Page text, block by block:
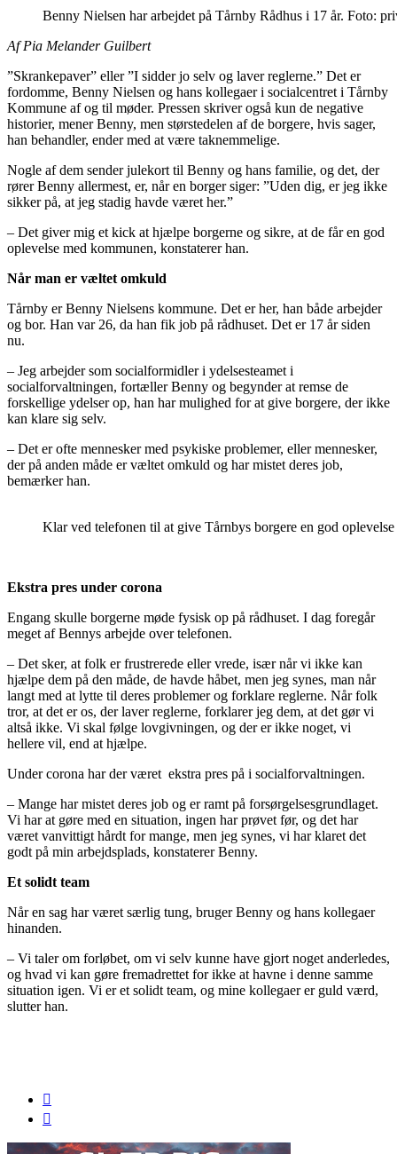
Benny Nielsen har arbejdet på Tårnby Rådhus i 17 år. Foto:
Af Pia Melander Guilbert
”Skrankepaver” eller ”I sidder jo selv og laver reglerne.” Det er
fordomme, Benny Nielsen og hans kollegaer i socialcentret i Tårnby
Kommune af og til møder. Pressen skriver også kun de negative
historier, mener Benny, men størstedelen af de borgere, hvis sager,
han behandler, ender med at være taknemmelige.
Nogle af dem sender julekort til Benny og hans familie, og det, der
rører Benny allermest, er, når en borger siger: ”Uden dig, er jeg ikke
sikker på, at jeg stadig havde været her.”
– Det giver mig et kick at hjælpe borgerne og sikre, at de får en god
oplevelse med kommunen, konstaterer han.
Når man er væltet omkuld
Tårnby er Benny Nielsens kommune. Det er her, han både arbejder
og bor. Han var 26, da han fik job på rådhuset. Det er 17 år siden
nu.
– Jeg arbejder som socialformidler i ydelsesteamet i
socialforvaltningen, fortæller Benny og begynder at remse de
forskellige ydelser op, han har mulighed for at give borgere, der ikke
kan klare sig selv.
– Det er ofte mennesker med psykiske problemer, eller mennesker,
der på anden måde er væltet omkuld og har mistet deres job,
bemærker han.
Klar ved telefonen til at give Tårnbys borgere en god
Ekstra pres under corona
Engang skulle borgerne møde fysisk op på rådhuset. I dag foregår
meget af Bennys arbejde over telefonen.
– Det sker, at folk er frustrerede eller vrede, især når vi ikke kan
hjælpe dem på den måde, de havde håbet, men jeg synes, man når
langt med at lytte til deres problemer og forklare reglerne. Når folk
tror, at det er os, der laver reglerne, forklarer jeg dem, at det gør vi
altså ikke. Vi skal følge lovgivningen, og der er ikke noget, vi
hellere vil, end at hjælpe.
Under corona har der været ekstra pres på i socialforvaltningen.
– Mange har mistet deres job og er ramt på forsørgelsesgrundlaget.
Vi har at gøre med en situation, ingen har prøvet før, og det har
været vanvittigt hårdt for mange, men jeg synes, vi har klaret det
godt på min arbejdsplads, konstaterer Benny.
Et solidt team
Når en sag har været særlig tung, bruger Benny og hans kollegaer
hinanden.
– Vi taler om forløbet, om vi selv kunne have gjort noget anderledes,
og hvad vi kan gøre fremadrettet for ikke at havne i denne samme
situation igen. Vi er et solidt team, og mine kollegaer er guld værd,
slutter han.